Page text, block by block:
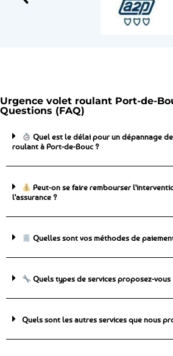
Urgence volet roulant Port-de-
Questions (FAQ)
Quel est le délai pour un dépannage
roulant à Port-de-Bouc ?
Peut-on se faire rembourser
l'assurance ?
Quelles sont vos méthodes de
Quels types de services proposez-vous
Quels sont les autres services que nous